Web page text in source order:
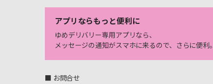
アプリならもっと便利に
ゆめデリバリー専用アプリなら、
メッセージの通知がスマホに来るので、さらに便利。
■ お問合せ